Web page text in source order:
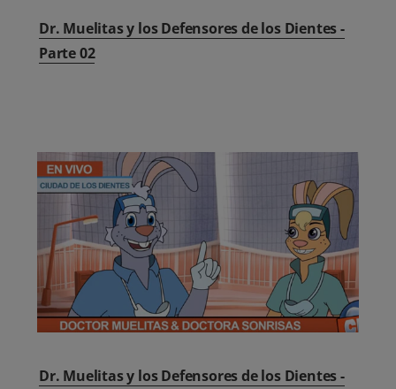
Dr. Muelitas y los Defensores de los Dientes -
Parte 02
Dr. Muelitas y los Defensores de los Dientes -